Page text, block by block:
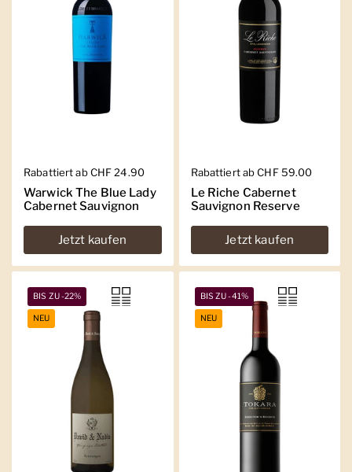
Regulärer Preis
Rabattiert ab CHF 24.90
Warwick The Blue Lady
Cabernet Sauvignon
Jetzt kaufen
Regulärer Preis
Rabattiert ab CHF 59.00
Le Riche Cabernet
Sauvignon Reserve
Jetzt kaufen
BIS ZU -22%
NEU
BIS ZU -41%
NEU